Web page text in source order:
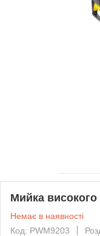
Мийка високого
Немає в наявності
Код: PWM9203